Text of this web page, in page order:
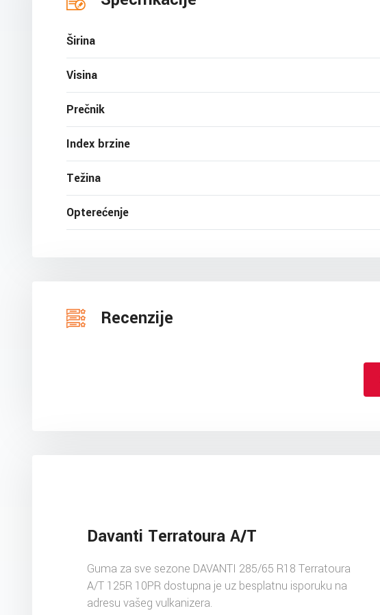
Širina
Visina
Prečnik
Index brzine
Težina
Opterećenje
Recenzije
Davanti Terratoura A/T
Guma za sve sezone DAVANTI 285/65 R18 Terratoura
A/T 125R 10PR dostupna je uz besplatnu isporuku na
adresu vašeg vulkanizera.